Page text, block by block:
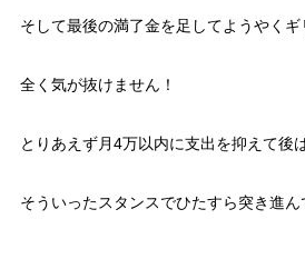
そして最後の満了金を足してようやく
全く気が抜けません！
とりあえず月4万以内に支出を抑えて後
そういったスタンスでひたすら突き進